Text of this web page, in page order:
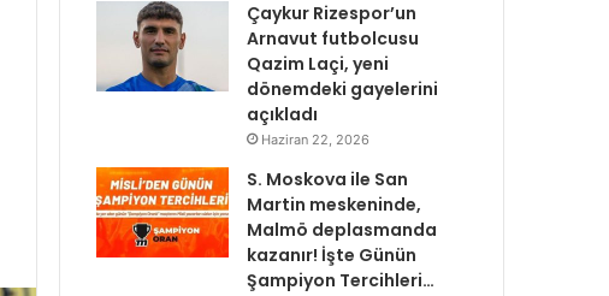
Çaykur Rizespor’un
Arnavut futbolcusu
Qazim Laçi, yeni
dönemdeki gayelerini
açıkladı
Haziran 22, 2026
S. Moskova ile San
Martin meskeninde,
Malmö deplasmanda
kazanır! İşte Günün
Şampiyon Tercihleri…